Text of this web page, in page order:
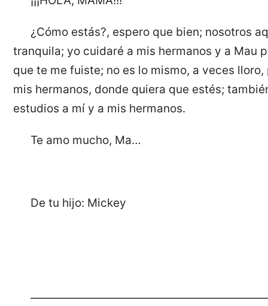
¿Cómo estás?, espero que bien; nosotros
tranquila; yo cuidaré a mis hermanos y a Mau
que te me fuiste; no es lo mismo, a veces
mis hermanos, donde quiera que estés;
estudios a mí y a mis hermanos.
Te amo mucho, Ma…
De tu hijo: Mickey